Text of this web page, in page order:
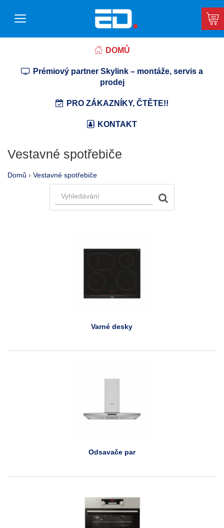
DOMŮ
Prémiový partner Skylink – montáže, servis a
prodej
PRO ZÁKAZNÍKY, ČTĚTE!!
KONTAKT
Vestavné spotřebiče
Domů › Vestavné spotřebiče
Varné desky
Odsavače par